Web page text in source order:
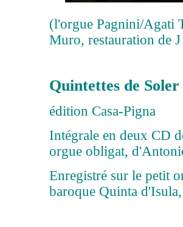
(l'orgue Pagnini/Agati
Muro, restauration de
Quintettes de Soler
édition Casa-Pigna
Intégrale en deux CD
orgue obligat,
Enregistré sur le petit
baroque Quinta